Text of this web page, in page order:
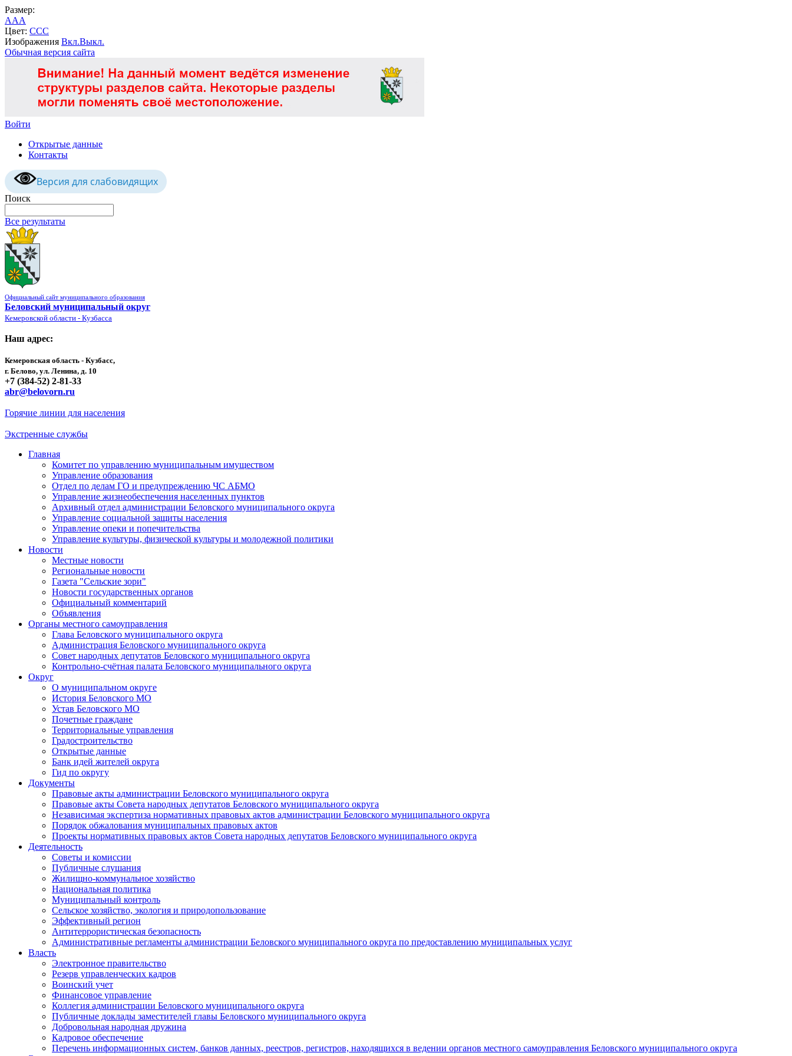
Размер:
AAA
Цвет: CCC
Изображения Вкл.Выкл.
Обычная версия сайта
Войти
Открытые данные
Контакты
Версия для слабовидящих
Поиск
Все результаты
Официальный сайт муниципального образования
Беловский муниципальный округ
Кемеровской области - Кузбасса
Наш адрес:
Кемеровская область - Кузбасс,
г. Белово, ул. Ленина, д. 10
+7 (384-52) 2-81-33
abr@belovorn.ru
Горячие линии для населения
Экстренные службы
Главная
Комитет по управлению муниципальным имуществом
Управление образования
Отдел по делам ГО и предупреждению ЧС АБМО
Управление жизнеобеспечения населенных пунктов
Архивный отдел администрации Беловского муниципального округа
Управление социальной защиты населения
Управление опеки и попечительства
Управление культуры, физической культуры и молодежной политики
Новости
Местные новости
Региональные новости
Газета "Сельские зори"
Новости государственных органов
Официальный комментарий
Объявления
Органы местного самоуправления
Глава Беловского муниципального округа
Администрация Беловского муниципального округа
Совет народных депутатов Беловского муниципального округа
Контрольно-счётная палата Беловского муниципального округа
Округ
О муниципальном округе
История Беловского МО
Устав Беловского МО
Почетные граждане
Территориальные управления
Градостроительство
Открытые данные
Банк идей жителей округа
Гид по округу
Документы
Правовые акты администрации Беловского муниципального округа
Правовые акты Совета народных депутатов Беловского муниципального округа
Независимая экспертиза нормативных правовых актов администрации Беловского муниципального округа
Порядок обжалования муниципальных правовых актов
Проекты нормативных правовых актов Совета народных депутатов Беловского муниципального округа
Деятельность
Советы и комиссии
Публичные слушания
Жилищно-коммунальное хозяйство
Национальная политика
Муниципальный контроль
Сельское хозяйство, экология и природопользование
Эффективный регион
Антитеррористическая безопасность
Административные регламенты администрации Беловского муниципального округа по предоставлению муниципальных услуг
Власть
Электронное правительство
Резерв управленческих кадров
Воинский учет
Финансовое управление
Коллегия администрации Беловского муниципального округа
Публичные доклады заместителей главы Беловского муниципального округа
Добровольная народная дружина
Кадровое обеспечение
Перечень информационных систем, банков данных, реестров, регистров, находящихся в ведении органов местного самоуправления Беловского муниципального округа